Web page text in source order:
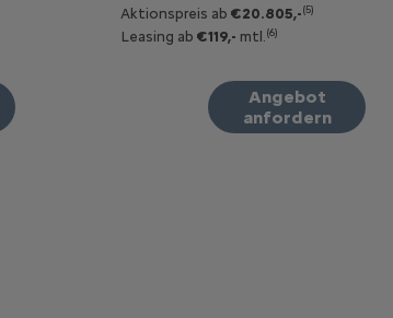
Aktionspreis ab €20.805,-(5)
Leasing ab €119,- mtl. (6)
Angebot
anfordern